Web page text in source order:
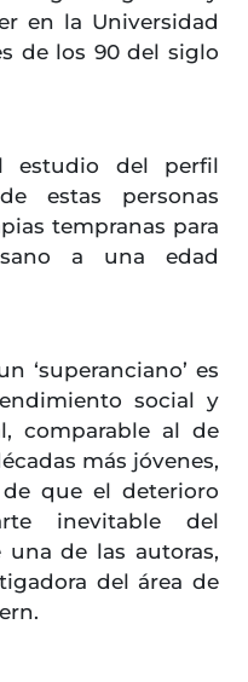
en la Universidad
de los 90 del siglo
estudio del perfil
estas personas
tempranas para
a una edad
‘superanciano’ es
social y
comparable al de
más jóvenes,
que el deterioro
inevitable del
una de las autoras,
del área de